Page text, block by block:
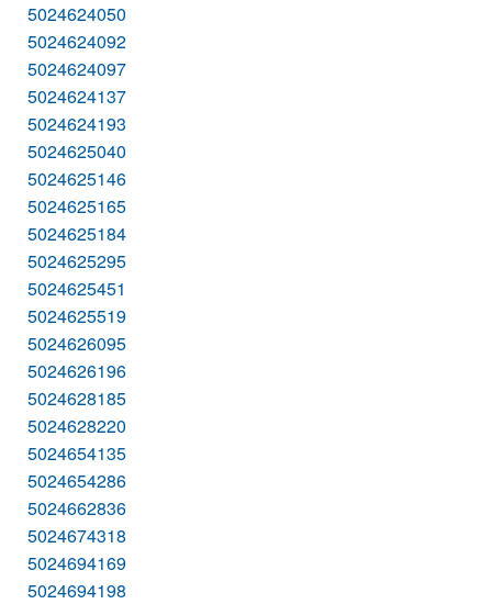
5024624050
5024624092
5024624097
5024624137
5024624193
5024625040
5024625146
5024625165
5024625184
5024625295
5024625451
5024625519
5024626095
5024626196
5024628185
5024628220
5024654135
5024654286
5024662836
5024674318
5024694169
5024694198